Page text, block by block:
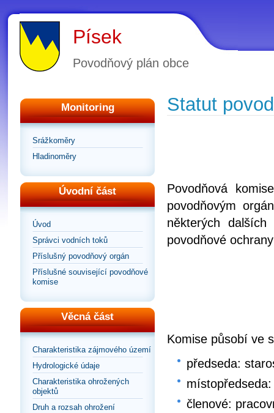
Písek
Povodňový plán obce
Monitoring
Srážkoměry
Hladinoměry
Úvodní část
Úvod
Správci vodních toků
Příslušný povodňový orgán
Příslušné související povodňové
komise
Věcná část
Charakteristika zájmového území
Hydrologické údaje
Charakteristika ohrožených
objektů
Druh a rozsah ohrožení
Statut
Povodňová
povodňovým
některých
povodňové
Komise působí ve
předseda:
členové: